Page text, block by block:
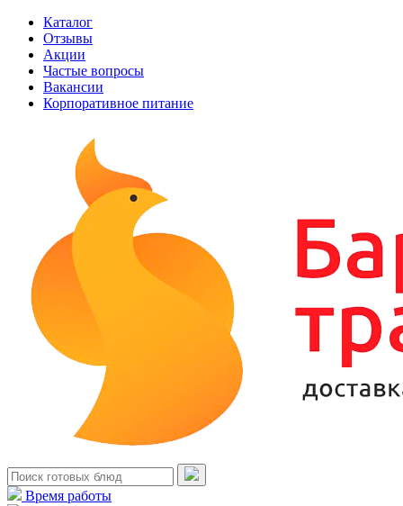
Каталог
Отзывы
Акции
Частые вопросы
Вакансии
Корпоративное питание
Время работы